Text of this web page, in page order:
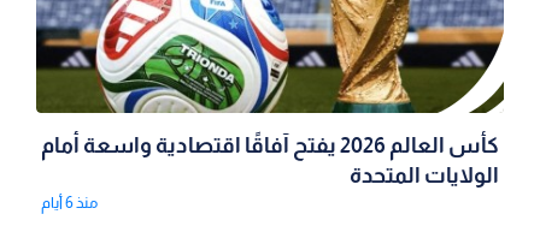
كأس العالم 2026 يفتح آفاقًا اقتصادية واسعة أمام
الولايات المتحدة
منذ 6 أيام